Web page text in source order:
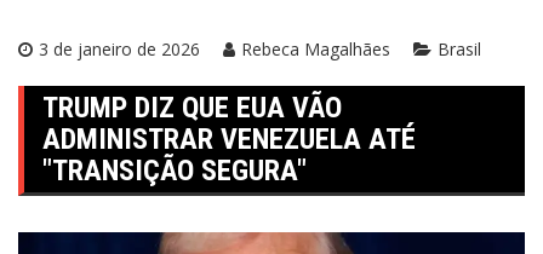
3 de janeiro de 2026 Rebeca Magalhães Brasil
TRUMP DIZ QUE EUA VÃO
ADMINISTRAR VENEZUELA ATÉ
"TRANSIÇÃO SEGURA"